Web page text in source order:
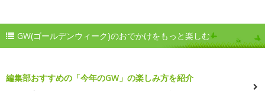
GW(ゴールデンウィーク)のおでかけをもっと楽しむ
編集部おすすめの「今年のGW」の楽しみ方を紹介